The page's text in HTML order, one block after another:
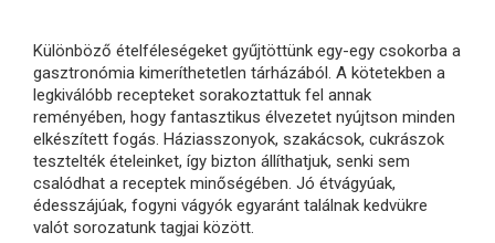
Különböző ételféleségeket gyűjtöttünk egy-egy csokorba a
gasztronómia kimeríthetetlen tárházából. A kötetekben a
legkiválóbb recepteket sorakoztattuk fel annak
reményében, hogy fantasztikus élvezetet nyújtson minden
elkészített fogás. Háziasszonyok, szakácsok, cukrászok
tesztelték ételeinket, így bizton állíthatjuk, senki sem
csalódhat a receptek minőségében. Jó étvágyúak,
édesszájúak, fogyni vágyók egyaránt találnak kedvükre
valót sorozatunk tagjai között.